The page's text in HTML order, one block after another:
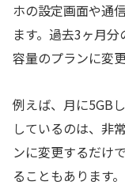
ホの設定画面や通
ます。過去3ヶ月
容量のプランに変
例えば、月に5GB
しているのは、非
ンに変更するだけ
ることもあります